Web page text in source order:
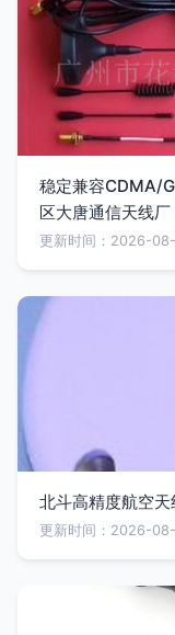
稳定兼容CDMA/
区大唐通信天线厂
更新时间：2026-
北斗高精度航空
更新时间：2026-